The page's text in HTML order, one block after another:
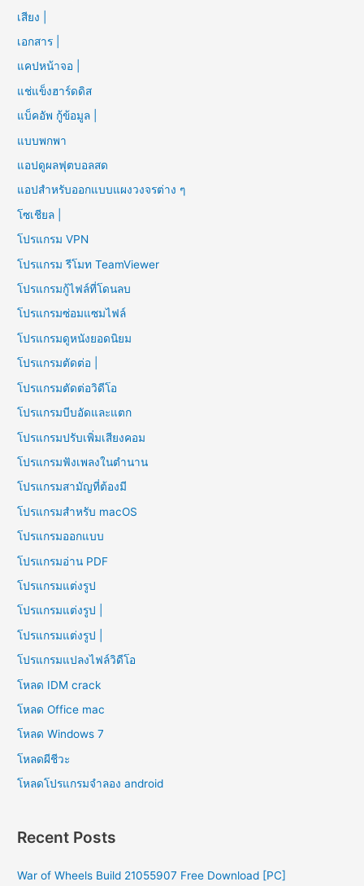
เสียง |
เอกสาร |
แคปหน้าจอ |
แช่แข็งฮาร์ดดิส
แบ็คอัพ กู้ข้อมูล |
แบบพกพา
แอปดูผลฟุตบอลสด
แอปสำหรับออกแบบแผงวงจรต่าง ๆ
โซเชียล |
โปรแกรม VPN
โปรแกรม รีโมท TeamViewer
โปรแกรมกู้ไฟล์ที่โดนลบ
โปรแกรมซ่อมแซมไฟล์
โปรแกรมดูหนังยอดนิยม
โปรแกรมตัดต่อ |
โปรแกรมตัดต่อวิดีโอ
โปรแกรมบีบอัดและแตก
โปรแกรมปรับเพิ่มเสียงคอม
โปรแกรมฟังเพลงในตำนาน
โปรแกรมสามัญที่ต้องมี
โปรแกรมสำหรับ macOS
โปรแกรมออกแบบ
โปรแกรมอ่าน PDF
โปรแกรมแต่งรูป
โปรแกรมแต่งรูป |
โปรแกรมแต่งรูป |
โปรแกรมแปลงไฟล์วิดีโอ
โหลด IDM crack
โหลด Office mac
โหลด Windows 7
โหลดผีชีวะ
โหลดโปรแกรมจําลอง android
Recent Posts
War of Wheels Build 21055907 Free Download [PC]